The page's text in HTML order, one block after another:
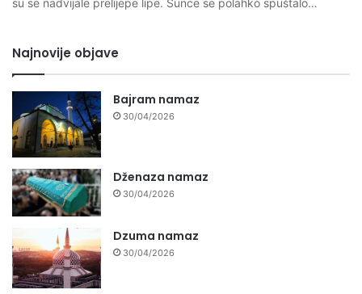
Najnovije objave
Bajram namaz
30/04/2026
Dženaza namaz
30/04/2026
Dzuma namaz
30/04/2026